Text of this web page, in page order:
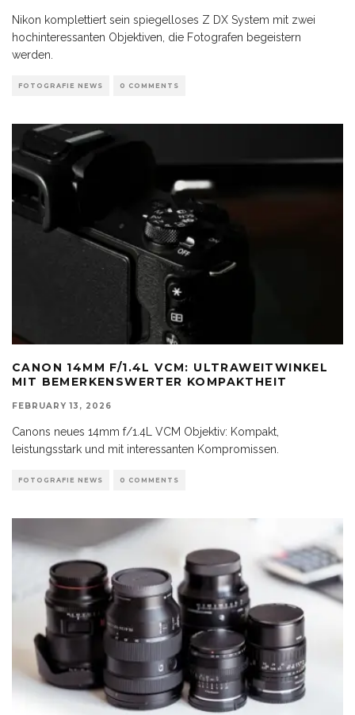
Nikon komplettiert sein spiegelloses Z DX System mit zwei
hochinteressanten Objektiven, die Fotografen begeistern
werden.
FOTOGRAFIE NEWS 0 COMMENTS
CANON 14MM F/1.4L VCM: ULTRAWEITWINKEL
MIT BEMERKENSWERTER KOMPAKTHEIT
FEBRUARY 13, 2026
Canons neues 14mm f/1.4L VCM Objektiv: Kompakt,
leistungsstark und mit interessanten Kompromissen.
FOTOGRAFIE NEWS 0 COMMENTS